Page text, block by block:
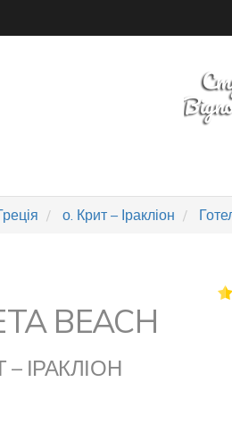
о. Крит – Іракліон
BEACH
ІРАКЛІОН